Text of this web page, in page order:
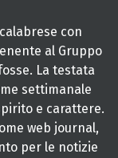
con
al Gruppo
La testata
settimanale
e carattere.
web journal,
per le notizie